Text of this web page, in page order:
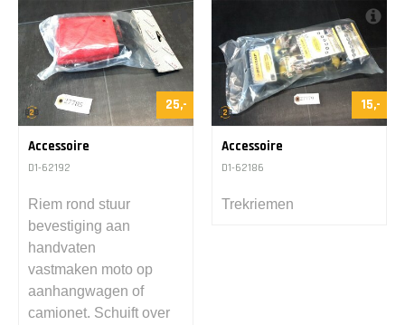
25,-
Accessoire
D1-62192
Riem rond stuur
bevestiging aan
handvaten
vastmaken moto op
aanhangwagen of
camionet. Schuift over
15,-
Accessoire
D1-62186
Trekriemen